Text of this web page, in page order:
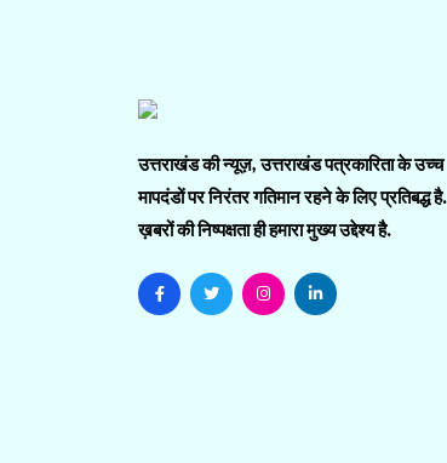
उत्तराखंड की न्यूज़, उत्तराखंड पत्रकारिता के उच्च
मापदंडों पर निरंतर गतिमान रहने के लिए प्रतिबद्ध है.
ख़बरों की निष्पक्षता ही हमारा मुख्य उद्देश्य है.